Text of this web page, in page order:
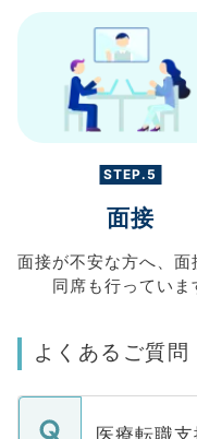
STEP.5
面接
面接が不安な方へ、 面
同席も行っていま
よくあるご質問